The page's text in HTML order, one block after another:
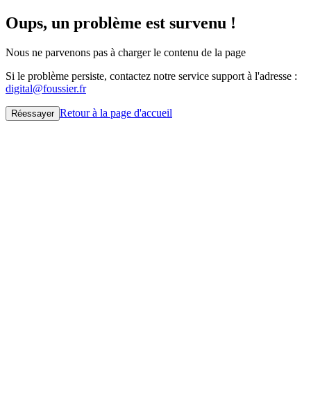
Oups, un problème est survenu !
Nous ne parvenons pas à charger le contenu de la page
Si le problème persiste, contactez notre service support à l'adresse :
digital@foussier.fr
Réessayer Retour à la page d'accueil